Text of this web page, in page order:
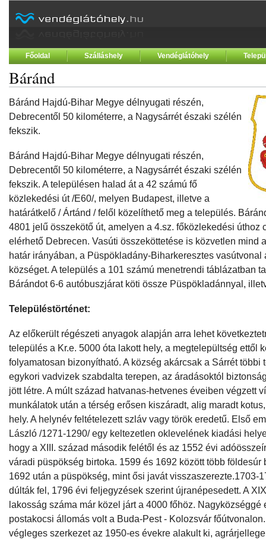
Főoldal Szálláshely Vendéglátóhely
Báránd
Báránd Hajdú-Bihar Megye délnyugati részén,
Debrecentől 50 kilométerre, a Nagysárrét északi szélén
fekszik.
Báránd Hajdú-Bihar Megye délnyugati részén,
Debrecentől 50 kilométerre, a Nagysárrét északi szélén
fekszik. A településen halad át a 42 számú fő
közlekedési út /E60/, melyen Budapest, illetve a
határátkelő / Ártánd / felől közelíthető meg a település.
4801 jelű összekötő út, amelyen a 4.sz. főközlekedési úthoz
elérhető Debrecen. Vasúti összeköttetése is közvetlen mind
határ irányában, a Püspökladány-Biharkeresztes vasútvonal
községet. A település a 101 számú menetrendi táblázatban
Bárándot 6-6 autóbuszjárat köti össze Püspökladánnyal,
Településtörténet:
Az előkerült régészeti anyagok alapján arra lehet
település a Kr.e. 5000 óta lakott hely, a megtelepültség ettől
folyamatosan bizonyítható. A község akárcsak a Sárrét többi
egykori vadvizek szabdalta terepen, az áradásoktól
jött létre. A múlt század hatvanas-hetvenes éveiben végzett
munkálatok után a térség erősen kiszáradt, alig maradt
hely. A helynév feltételezett szláv vagy török eredetű. Első
László /1271-1290/ egy keltezetlen oklevelének kiadási
hogy a XIII. század második felétől és az 1552 évi
váradi püspökség birtoka. 1599 és 1692 között több földesúr
1692 után a püspökség, mint ősi javát visszaszerezte.1703-
dúlták fel, 1796 évi feljegyzések szerint újranépesedett. A
lakosság száma már közel járt a 4000 főhöz. Nagyközséggé
postakocsi állomás volt a Buda-Pest - Kolozsvár
végleges szerkezet az 1950-es évekre alakult ki,